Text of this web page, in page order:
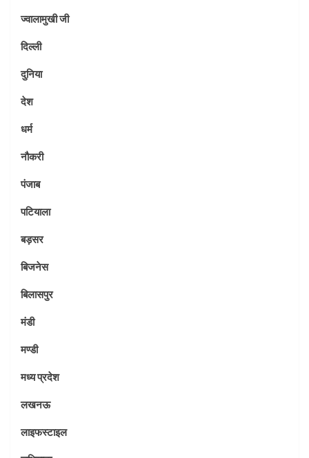
ज्वालामुखी जी
दिल्ली
दुनिया
देश
धर्म
नौकरी
पंजाब
पटियाला
बड़सर
बिजनेस
बिलासपुर
मंडी
मण्डी
मध्य प्रदेश
लखनऊ
लाइफस्टाइल